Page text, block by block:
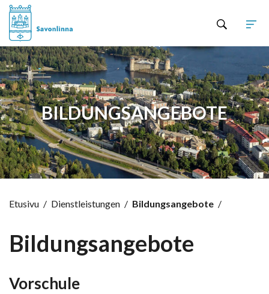
BILDUNGSANGEBOTE
Etusivu / Dienstleistungen / Bildungsangebote /
Bildungsangebote
Vorschule